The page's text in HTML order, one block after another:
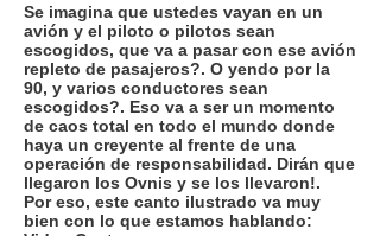
Se imagina que ustedes vayan en un
avión y el piloto o pilotos sean
escogidos, que va a pasar con ese avión
repleto de pasajeros?. O yendo por la
90, y varios conductores sean
escogidos?. Eso va a ser un momento
de caos total en todo el mundo donde
haya un creyente al frente de una
operación de responsabilidad. Dirán que
llegaron los Ovnis y se los llevaron!.
Por eso, este canto ilustrado va muy
bien con lo que estamos hablando: